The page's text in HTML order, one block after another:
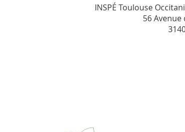
INSPÉ Toulouse
56 Avenue